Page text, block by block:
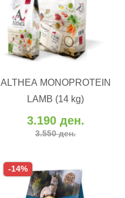
ALTHEA MONOPROTEIN
LAMB (14 kg)
3.190 ден.
3.550 ден.
ВО КОШНИЧКА
Додај во желби
Додај за споредба
-14%